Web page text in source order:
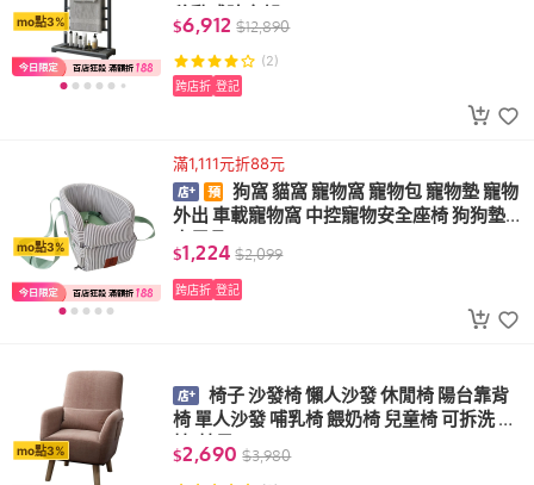
mo點3%
移動式晾衣架
$6,912 $12,890
(2)
跨店折 登記
mo點3%
滿1,111元折88元
狗窩 貓窩 寵物窩 寵物包 寵物墊 寵物
外出 車載寵物窩 中控寵物安全座椅 狗狗墊
車用品
$1,224 $2,099
跨店折 登記
mo點3%
椅子 沙發椅 懶人沙發 休閒椅 陽台靠背
椅 單人沙發 哺乳椅 餵奶椅 兒童椅 可拆洗 躺
椅(椅子)
$2,690 $3,980